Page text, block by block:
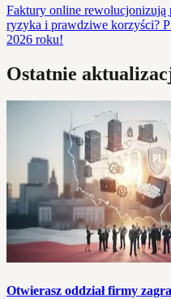
Faktury online rewolucjonizują
ryzyka i prawdziwe korzyści?
2026 roku!
Ostatnie
Otwierasz oddział firmy